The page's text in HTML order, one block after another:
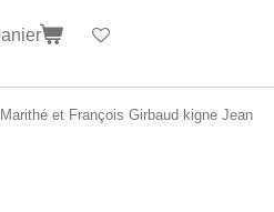
et François Girbaud kigne Jean